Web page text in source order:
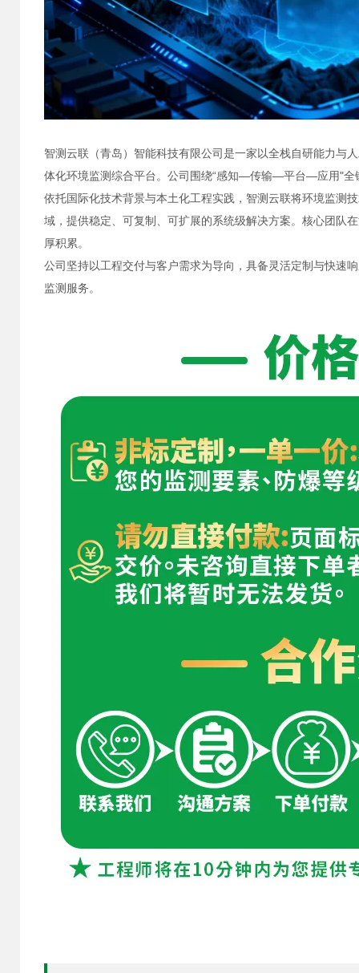
智测云联（青岛）智能科技有限公司是一家以全栈自研能力与
体化环境监测综合平台。公司围绕“感知—传输—平台—应用"全
依托国际化技术背景与本土化工程实践，智测云联将环境监测
域，提供稳定、可复制、可扩展的系统级解决方案。核心团队
厚积累。
公司坚持以工程交付与客户需求为导向，具备灵活定制与快速
监测服务。